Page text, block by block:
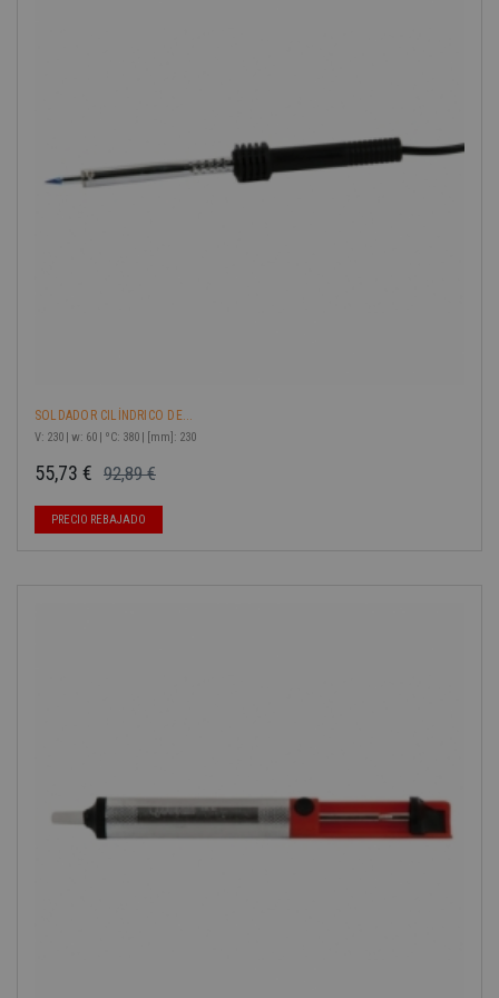
SOLDADOR CILÍNDRICO DE...
V: 230 | w: 60 | ºC: 380 | [mm]: 230
92,89 €
55,73 €
PRECIO REBAJADO